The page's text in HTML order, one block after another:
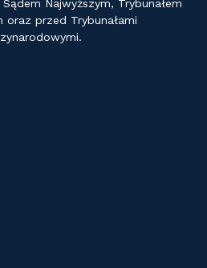
Najwyższym, Trybunałem
oraz przed Trybunałami